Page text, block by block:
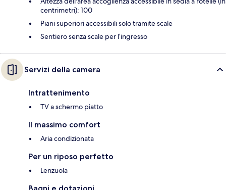
centrimetri): 100
Piani superiori accessibili solo tramite scale
Sentiero senza scale per l’ingresso
Servizi della camera
Intrattenimento
TV a schermo piatto
Il massimo comfort
Aria condizionata
Per un riposo perfetto
Lenzuola